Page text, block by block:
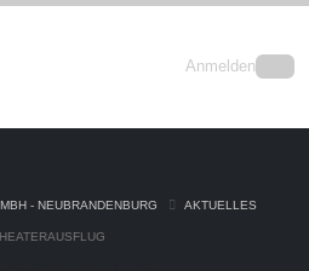
Anmelden
- NEUBRANDENBURG AKTUELLES